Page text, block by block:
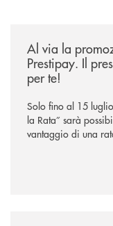
Al via la
Prestipay. Il
per te!
Solo fino al 15
la Rata” sarà
vantaggio di una